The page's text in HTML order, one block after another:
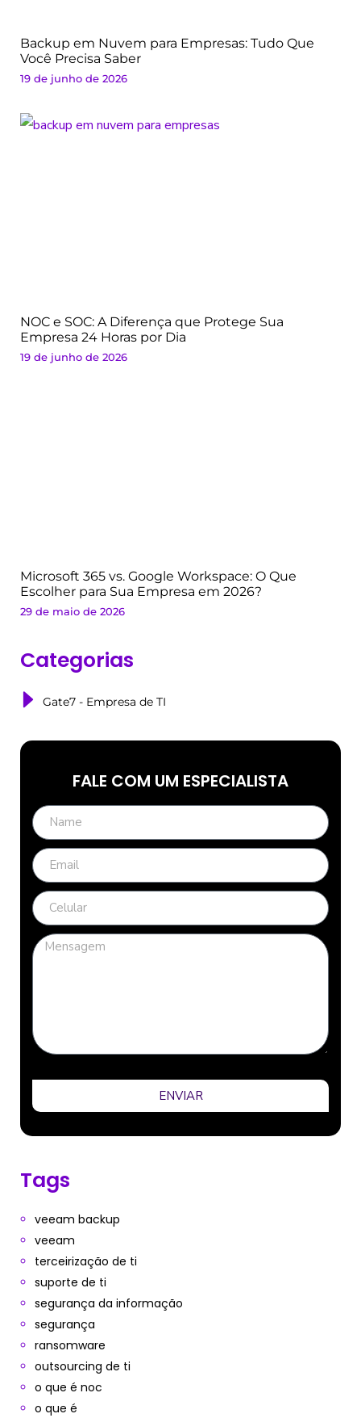
Backup em Nuvem para Empresas: Tudo Que
Você Precisa Saber
19 de junho de 2026
NOC e SOC: A Diferença que Protege Sua
Empresa 24 Horas por Dia
19 de junho de 2026
Microsoft 365 vs. Google Workspace: O Que
Escolher para Sua Empresa em 2026?
29 de maio de 2026
Categorias
Gate7 - Empresa de TI
FALE COM UM ESPECIALISTA
ENVIAR
Tags
veeam backup
veeam
terceirização de ti
suporte de ti
segurança da informação
segurança
ransomware
outsourcing de ti
o que é noc
o que é